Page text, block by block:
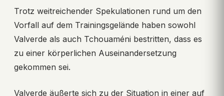
Trotz weitreichender Spekulationen rund um den
Vorfall auf dem Trainingsgelände haben sowohl
Valverde als auch Tchouaméni bestritten, dass es
zu einer körperlichen Auseinandersetzung
gekommen sei.
Valverde äußerte sich zu der Situation in einer auf